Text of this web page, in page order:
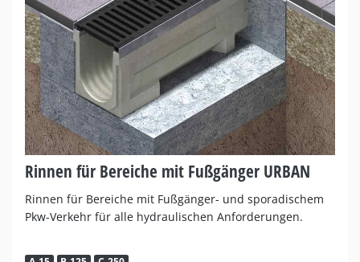
Rinnen für Bereiche mit Fußgänger URBAN
Rinnen für Bereiche mit Fußgänger- und sporadischem
Pkw-Verkehr für alle hydraulischen Anforderungen.